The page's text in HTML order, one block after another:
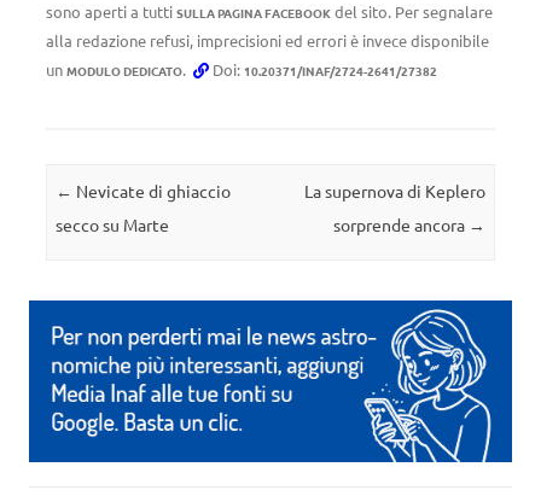
sono aperti a tutti SULLA PAGINA FACEBOOK del sito. Per segnalare
alla redazione refusi, imprecisioni ed errori è invece disponibile
un MODULO DEDICATO. Doi: 10.20371/INAF/2724-2641/27382
Navigazione articolo
← Nevicate di ghiaccio
secco su Marte
La supernova di Keplero
sorprende ancora →